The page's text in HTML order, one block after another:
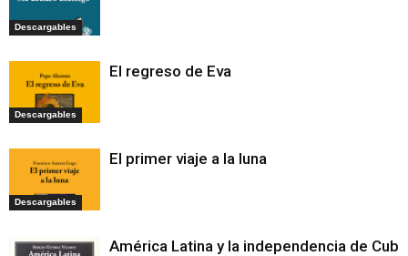
Descargables
Descargables
El regreso de Eva
Descargables
El primer viaje a la luna
América Latina y la independencia de Cuba